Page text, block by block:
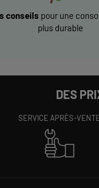
conseils pour une
plus durable
DES
SERVICE APRÈS-VENTE